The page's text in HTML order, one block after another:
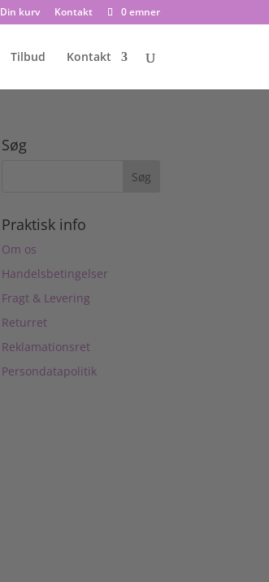
Din kurv Kontakt 0 emner
Tilbud Kontakt
Søg
Praktisk info
Om os
Handelsbetingelser
Fragt & Levering
Returret
Reklamationsret
Persondatapolitik